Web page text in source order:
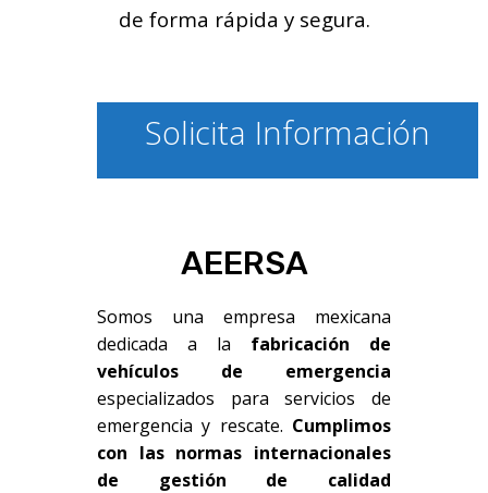
de forma rápida y segura.
Solicita Información
AEERSA
Somos una empresa mexicana
dedicada a la fabricación de
vehículos de emergencia
especializados para servicios de
emergencia y rescate. Cumplimos
con las normas internacionales
de gestión de calidad